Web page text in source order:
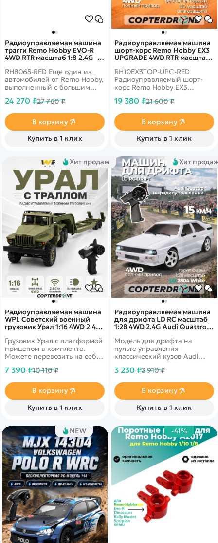
Радиоуправляемая машина
трагги Remo Hobby EVO-R
4WD RTR масштаб 1:8 2.4G -
RH8065-RED Еще один из
автомобилей от Remo Hobby,
выполненный с большим
деталям в масштабе 1:8. Это
имеющая высокие
технические
характеристики. Она будет
устойчива при
управление ведется на
частоте 2,4Ггц.
24 270 ₽27 760 ₽
В корзину
Купить в 1 клик
Радиоуправляемая машина
шорт-корс Remo Hobby EX3
UPGRADE 4WD RTR масштаб
RED
RH10EX3TOP-UPG-RED
Радиоуправляемый шорт-
корс Remo Hobby EX3
бесколлекторным
Po аккумулятором и
зарядным устройством.
19 380 ₽21 600 ₽
В корзину
Купить в 1 клик
Хит продаж
Радиоуправляемая машина
WPL Советский военный
грузовик Урал 1:16 4WD 2.4G
Грузовик Урал с платформой
прицепом в комплекте.
Можете перевозить на себе
B24 или гусеничный
Высокая детализация,
коллекторный мотор,
полный карданный привод,
рессорная подвеска. Двери
Дальность до 100 м, время
работы 25 минут.
7 390 ₽10 110 ₽
В корзину
Купить в 1 клик
Хит
Радиоуправляемая машина
для дрифта LD RC масштаб
1:28 4WD 2.4G Audi Quattro
Модель для дрифта на
пульте управления -
классический кузов Audi
детализацию. В комплекте 2
типов поверхностей. Полный
привод 4WD с мощным
коллекторным мотором.
Включаются фары со
3 230 ₽3 910 ₽
В корзину
Купить в 1 клик
NEW -41%